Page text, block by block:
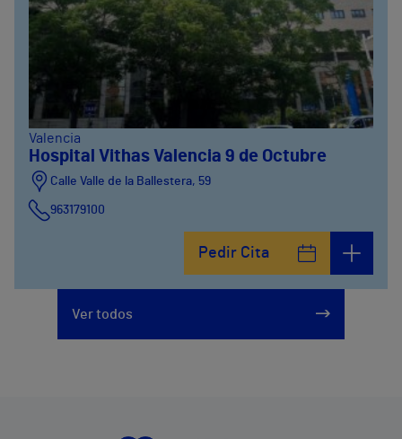
Valencia
Hospital Vithas Valencia 9 de Octubre
Calle Valle de la Ballestera, 59
963179100
Pedir Cita
Ver todos